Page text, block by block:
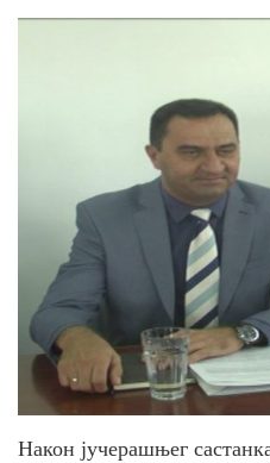
Након јучерашњег